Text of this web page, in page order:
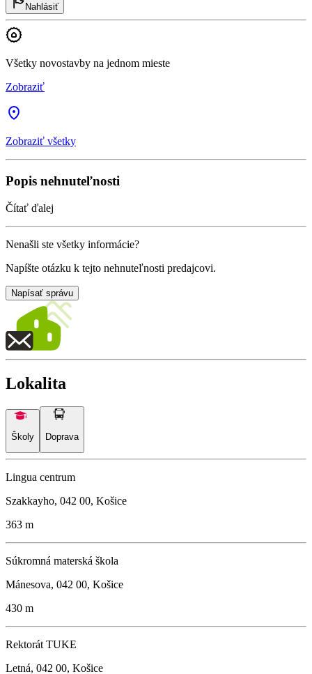
Nahlásiť
Všetky novostavby na jednom mieste
Zobraziť
Zobraziť všetky
Popis nehnuteľnosti
Čítať ďalej
Nenašli ste všetky informácie?
Napíšte otázku k tejto nehnuteľnosti predajcovi.
Napísať správu
Lokalita
Školy Doprava
Lingua centrum
Szakkayho, 042 00, Košice
363 m
Súkromná materská škola
Mánesova, 042 00, Košice
430 m
Rektorát TUKE
Letná, 042 00, Košice